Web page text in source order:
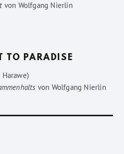
von Wolfgang Nierlin
TO PARADISE
Harawe)
von Wolfgang Nierlin